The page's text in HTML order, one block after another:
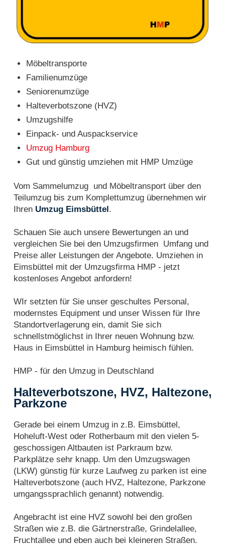
Möbeltransporte
Familienumzüge
Seniorenumzüge
Halteverbotszone (HVZ)
Umzugshilfe
Einpack- und Auspackservice
Umzug Hamburg
Gut und günstig umziehen mit HMP Umzüge
Vom Sammelumzug und Möbeltransport über den
Teilumzug bis zum Komplettumzug übernehmen wir
Ihren Umzug Eimsbüttel.
Schauen Sie auch unsere Bewertungen an und
vergleichen Sie bei den Umzugsfirmen Umfang und
Preise aller Leistungen der Angebote. Umziehen in
Eimsbüttel mit der Umzugsfirma HMP - jetzt
kostenloses Angebot anfordern!
WIr setzten für Sie unser geschultes Personal,
modernstes Equipment und unser Wissen für Ihre
Standortverlagerung ein, damit Sie sich
schnellstmöglichst in Ihrer neuen Wohnung bzw.
Haus in Eimsbüttel in Hamburg heimisch fühlen.
HMP - für den Umzug in Deutschland
Halteverbotszone, HVZ, Haltezone,
Parkzone
Gerade bei einem Umzug in z.B. Eimsbüttel,
Hoheluft-West oder Rotherbaum mit den vielen 5-
geschossigen Altbauten ist Parkraum bzw.
Parkplätze sehr knapp. Um den Umzugswagen
(LKW) günstig für kurze Laufweg zu parken ist eine
Halteverbotszone (auch HVZ, Haltezone, Parkzone
umgangssprachlich genannt) notwendig.
Angebracht ist eine HVZ sowohl bei den großen
Straßen wie z.B. die Gärtnerstraße, Grindelallee,
Fruchtallee und eben auch bei kleineren Straßen.